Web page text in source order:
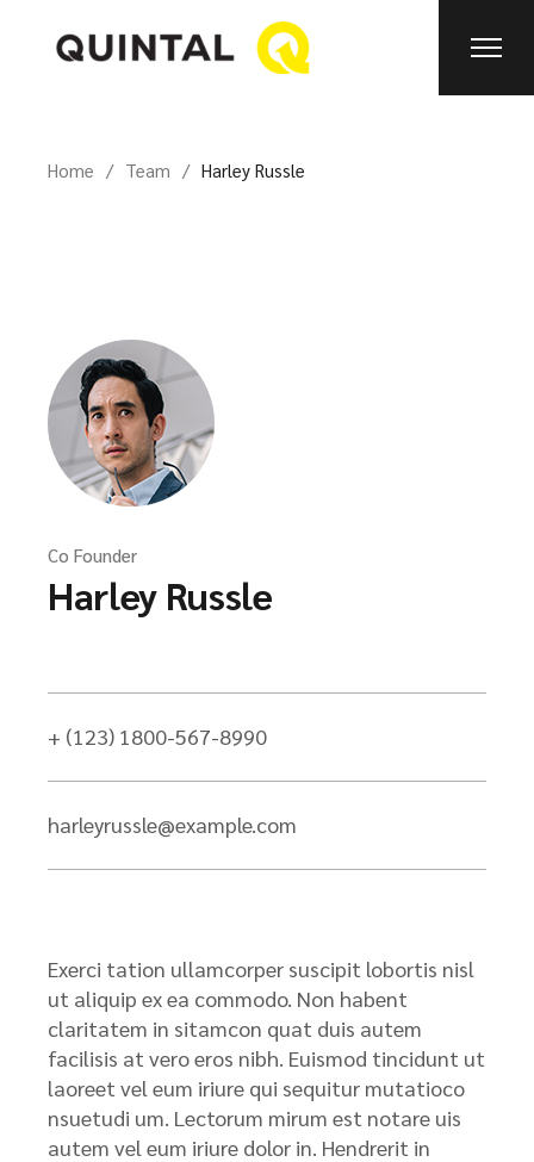
Home Team Harley Russle
Co Founder
Harley Russle
+ (123) 1800-567-8990
harleyrussle@example.com
Exerci tation ullamcorper suscipit lobortis nisl
ut aliquip ex ea commodo. Non habent
claritatem in sitamcon quat duis autem
facilisis at vero eros nibh. Euismod tincidunt ut
laoreet vel eum iriure qui sequitur mutatioco
nsuetudi um. Lectorum mirum est notare uis
autem vel eum iriure dolor in. Hendrerit in